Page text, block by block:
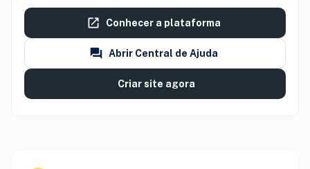
Conhecer a plataforma
Abrir Central de Ajuda
Criar site agora